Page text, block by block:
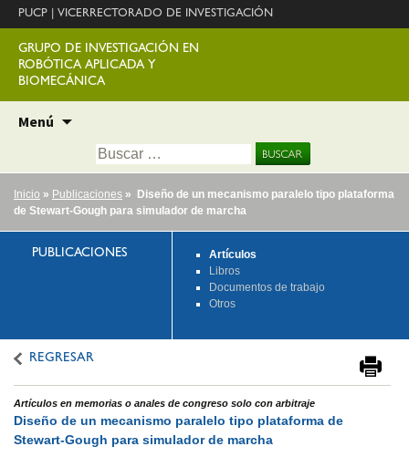
PUCP VICERRECTORADO DE INVESTIGACIÓN
GRUPO DE INVESTIGACIÓN EN
ROBÓTICA APLICADA Y
BIOMECÁNICA
Menú
contenido
Buscar:
Inicio » Publicaciones » Diseño de un mecanismo paralelo tipo plataforma
de Stewart-Gough para simulador de marcha
PUBLICACIONES
Artículos
Libros
Documentos de trabajo
Otros
REGRESAR
Artículos en memorias o anales de congreso solo con arbitraje
Diseño de un mecanismo paralelo tipo plataforma de
Stewart-Gough para simulador de marcha